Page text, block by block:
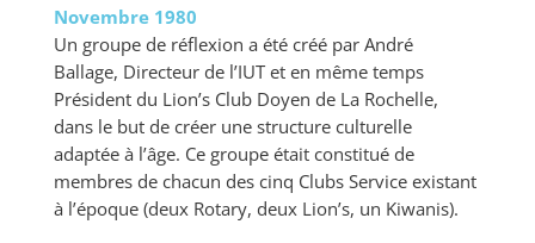
Novembre 1980
Un groupe de réflexion a été créé par André
Ballage, Directeur de l’IUT et en même temps
Président du Lion’s Club Doyen de La Rochelle,
dans le but de créer une structure culturelle
adaptée à l’âge. Ce groupe était constitué de
membres de chacun des cinq Clubs Service existant
à l’époque (deux Rotary, deux Lion’s, un Kiwanis).